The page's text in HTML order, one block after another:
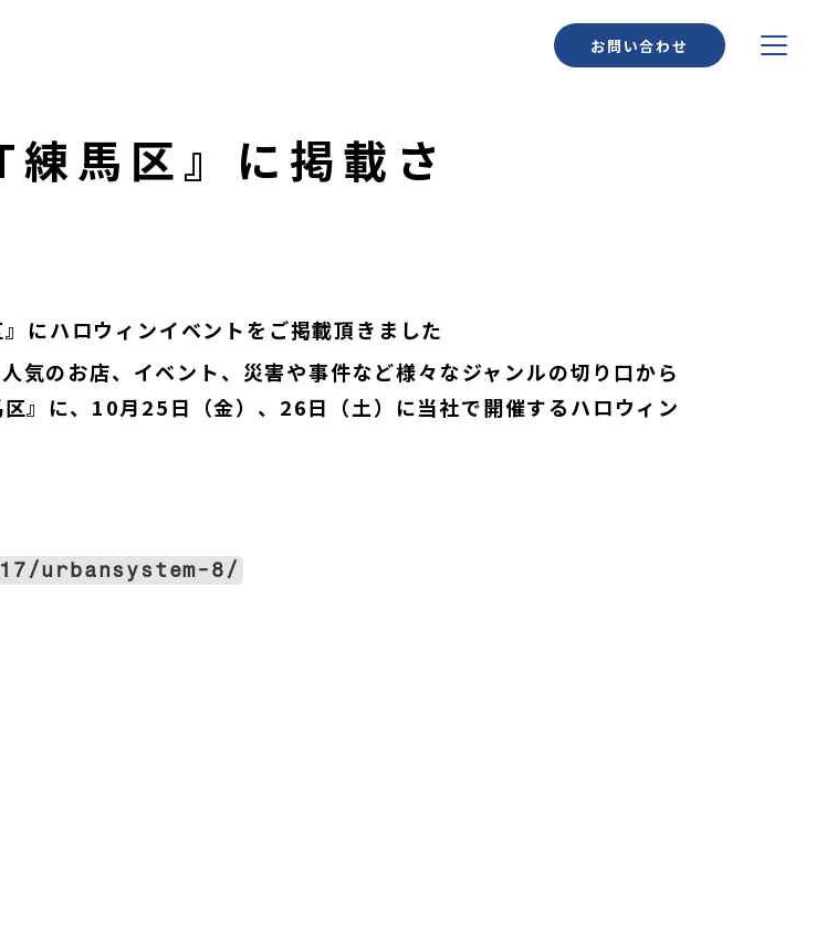
お問い合わせ
にハロウィンイベントをご掲載頂きました
気のお店、イベント、災害や事件など様々なジャンルの切り口から
』に、10月25日（金）、26日（土）に当社で開催するハロウィン
urbansystem-8/